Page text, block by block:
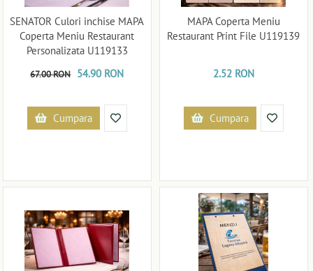
SENATOR Culori inchise MAPA
Coperta Meniu Restaurant
Personalizata U119133
67.00 RON 54.90 RON
Cumpara
MAPA Coperta Meniu
Restaurant Print File U119139
2.52 RON
Cumpara